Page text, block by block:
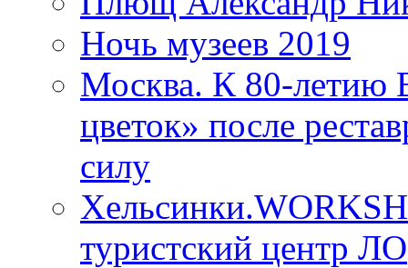
Ночь музеев 2019
Москва. К 80-
цветок» после
силу
туристский центр ЛО